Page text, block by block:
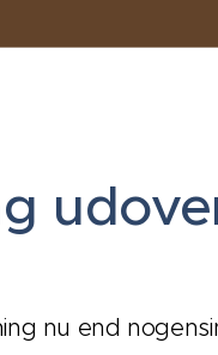
nu end